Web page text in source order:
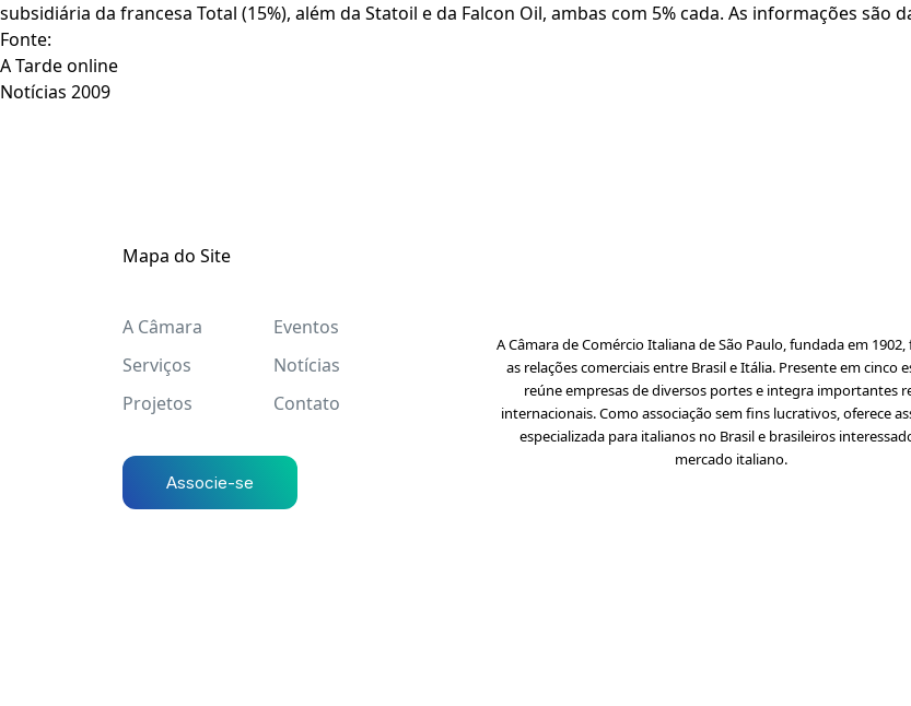
subsidiária da francesa Total (15%), além da Statoil e da Falcon Oil, ambas com 5% cada. As informações são
Fonte:
A Tarde online
Notícias 2009
Mapa do Site
A Câmara
Serviços
Projetos
Eventos
Notícias
Contato
Associe-se
A Câmara de Comércio Italiana de São Paulo, fundada em
as relações comerciais entre Brasil e Itália. Presente em cinco
reúne empresas de diversos portes e integra importantes
internacionais. Como associação sem fins lucrativos, oferece
especializada para italianos no Brasil e brasileiros
mercado italiano.